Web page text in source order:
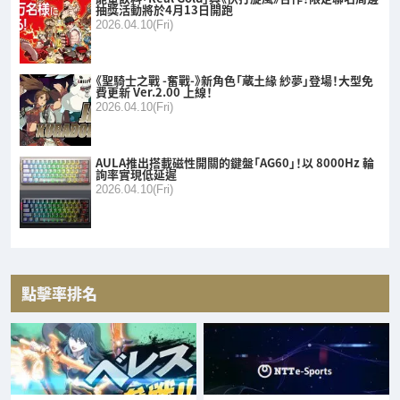
抽獎活動將於4月13日開跑
2026.04.10(Fri)
《聖騎士之戰 -奮戰-》新角色「蔵土緣 紗夢」登場！大型免
費更新 Ver.2.00 上線！
2026.04.10(Fri)
AULA推出搭載磁性開關的鍵盤「AG60」！以 8000Hz 輪
詢率實現低延遲
2026.04.10(Fri)
點擊率排名